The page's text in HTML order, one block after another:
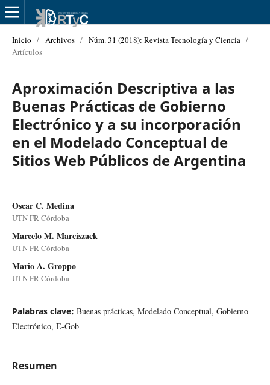
Inicio / Archivos / Núm. 31 (2018): Revista Tecnología y Ciencia /
Artículos
Aproximación Descriptiva a las
Buenas Prácticas de Gobierno
Electrónico y a su incorporación
en el Modelado Conceptual de
Sitios Web Públicos de Argentina
Oscar C. Medina
UTN FR Córdoba
Marcelo M. Marciszack
UTN FR Córdoba
Mario A. Groppo
UTN FR Córdoba
Palabras clave: Buenas prácticas, Modelado Conceptual, Gobierno
Electrónico, E-Gob
Resumen